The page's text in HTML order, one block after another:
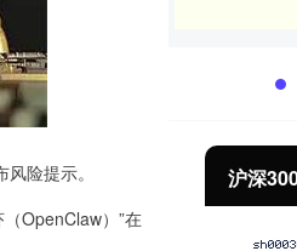
险提示。
OpenClaw）”在
0.93% 北证50